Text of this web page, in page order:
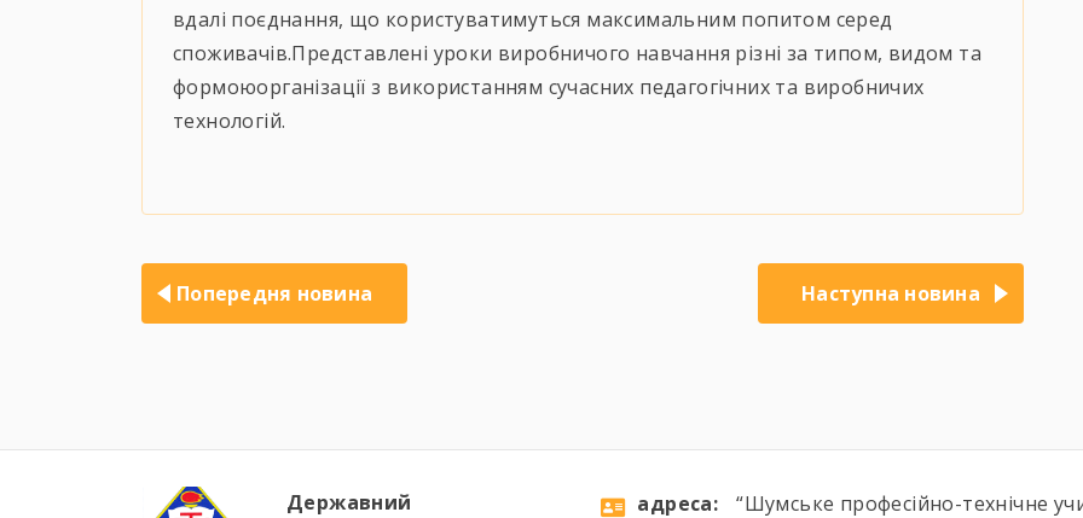
вдалі поєднання, що користуватимуться максимальним попитом серед
споживачів.Представлені уроки виробничого навчання різні за типом, видом та
формоюорганізації з використанням сучасних педагогічних та виробничих
технологій.
записів
Попередня новина Наступна новина
Державний
aдресa:
“Шумське професійно-технічне